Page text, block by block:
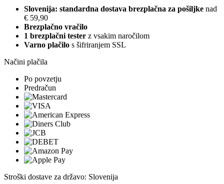
Slovenija: standardna dostava brezplačna za pošiljke nad
€ 59,90
Brezplačno vračilo
1 brezplačni tester z vsakim naročilom
Varno plačilo s šifriranjem SSL
Načini plačila
Po povzetju
Predračun
Stroški dostave za državo: Slovenija